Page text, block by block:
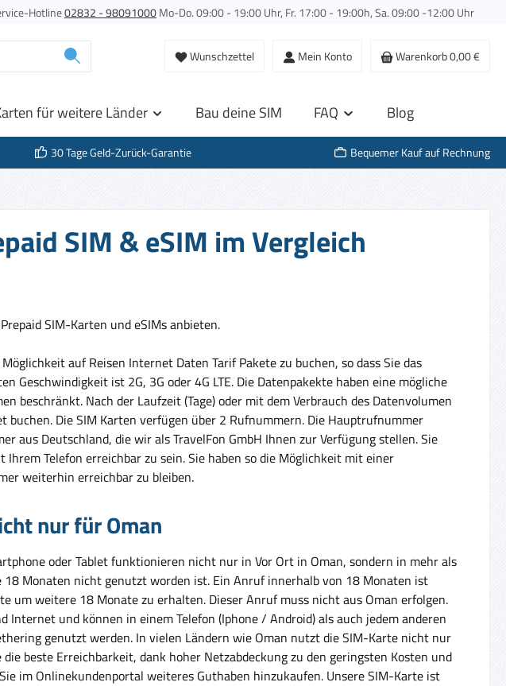
Hotline02832 - 98091000Mo-Do. 09:00 - 19:00 Uhr, Fr. 17:00 - 19:00h, Sa. 09:00 -12:00 Uhr
Wunschzettel Mein Konto Warenkorb0,00 €
für weitere Länder Bau deine SIM FAQ Blog
30 Tage Geld-Zurück-Garantie
Bequemer Kauf auf Rechnung
SIM & eSIM im Vergleich
SIM-Karten und eSIMs anbieten.
auf Reisen Internet Daten Tarif Pakete zu buchen, so dass Sie das
Geschwindigkeit ist 2G, 3G oder 4G LTE. Die Datenpakekte haben eine mögliche
beschränkt. Nach der Laufzeit (Tage) oder mit dem Verbrauch des Datenvolumen
buchen. Die SIM Karten verfügen über 2 Rufnummern. Die Hauptrufnummer
aus Deutschland, die wir als TravelFon GmbH Ihnen zur Verfügung stellen. Sie
Telefon erreichbar zu sein. Sie haben so die Möglichkeit mit einer
weiterhin erreichbar zu bleiben.
nur für Oman
oder Tablet funktionieren nicht nur in Vor Ort in Oman, sondern in mehr als
Monaten nicht genutzt worden ist. Ein Anruf innerhalb von 18 Monaten ist
um weitere 18 Monate zu erhalten. Dieser Anruf muss nicht aus Oman erfolgen.
Internet und können in einem Telefon (Iphone / Android) als auch jedem anderen
genutzt werden. In vielen Ländern wie Oman nutzt die SIM-Karte nicht nur
beste Erreichbarkeit, dank hoher Netzabdeckung zu den geringsten Kosten und
im Onlinekundenportal weiteres Guthaben hinzukaufen. Unsere SIM-Karte ist